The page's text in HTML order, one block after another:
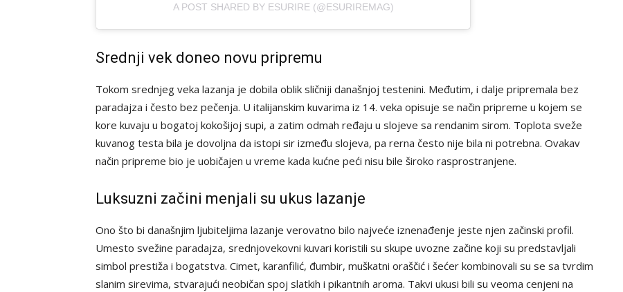
A POST SHARED BY ESURIRE (@ESURIREMAG)
Srednji vek doneo novu pripremu
Tokom srednjeg veka lazanja je dobila oblik sličniji današnjoj testenini. Međutim, i dalje pripremala bez
paradajza i često bez pečenja. U italijanskim kuvarima iz 14. veka opisuje se način pripreme u kojem se
kore kuvaju u bogatoj kokošijoj supi, a zatim odmah ređaju u slojeve sa rendanim sirom. Toplota sveže
kuvanog testa bila je dovoljna da istopi sir između slojeva, pa rerna često nije bila ni potrebna. Ovakav
način pripreme bio je uobičajen u vreme kada kućne peći nisu bile široko rasprostranjene.
Luksuzni začini menjali su ukus lazanje
Ono što bi današnjim ljubiteljima lazanje verovatno bilo najveće iznenađenje jeste njen začinski profil.
Umesto svežine paradajza, srednjovekovni kuvari koristili su skupe uvozne začine koji su predstavljali
simbol prestiža i bogatstva. Cimet, karanfilić, đumbir, muškatni oraščić i šećer kombinovali su se sa tvrdim
slanim sirevima, stvarajući neobičan spoj slatkih i pikantnih aroma. Takvi ukusi bili su veoma cenjeni na